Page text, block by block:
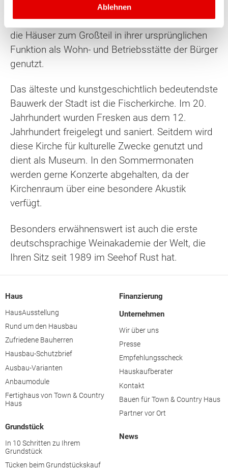
Ablehnen
verdankt die Stadt ihren denkmalpflegerischen
und kulturellen Bemühungen. Noch heute werden
die Häuser zum Großteil in ihrer ursprünglichen
Funktion als Wohn- und Betriebsstätte der Bürger
genutzt.
Das älteste und kunstgeschichtlich bedeutendste
Bauwerk der Stadt ist die Fischerkirche. Im 20.
Jahrhundert wurden Fresken aus dem 12.
Jahrhundert freigelegt und saniert. Seitdem wird
diese Kirche für kulturelle Zwecke genutzt und
dient als Museum. In den Sommermonaten
werden gerne Konzerte abgehalten, da der
Kirchenraum über eine besondere Akustik
verfügt.
Besonders erwähnenswert ist auch die erste
deutschsprachige Weinakademie der Welt, die
Ihren Sitz seit 1989 im Seehof Rust hat.
Haus
HausAusstellung
Rund um den Hausbau
Zufriedene Bauherren
Hausbau-Schutzbrief
Ausbau-Varianten
Anbaumodule
Fertighaus von Town & Country
Haus
Grundstück
In 10 Schritten zu Ihrem
Grundstück
Tücken beim Grundstückskauf
Finanzierung
Unternehmen
Wir über uns
Presse
Empfehlungsscheck
Hauskaufberater
Kontakt
Bauen für Town & Country Haus
Partner vor Ort
News